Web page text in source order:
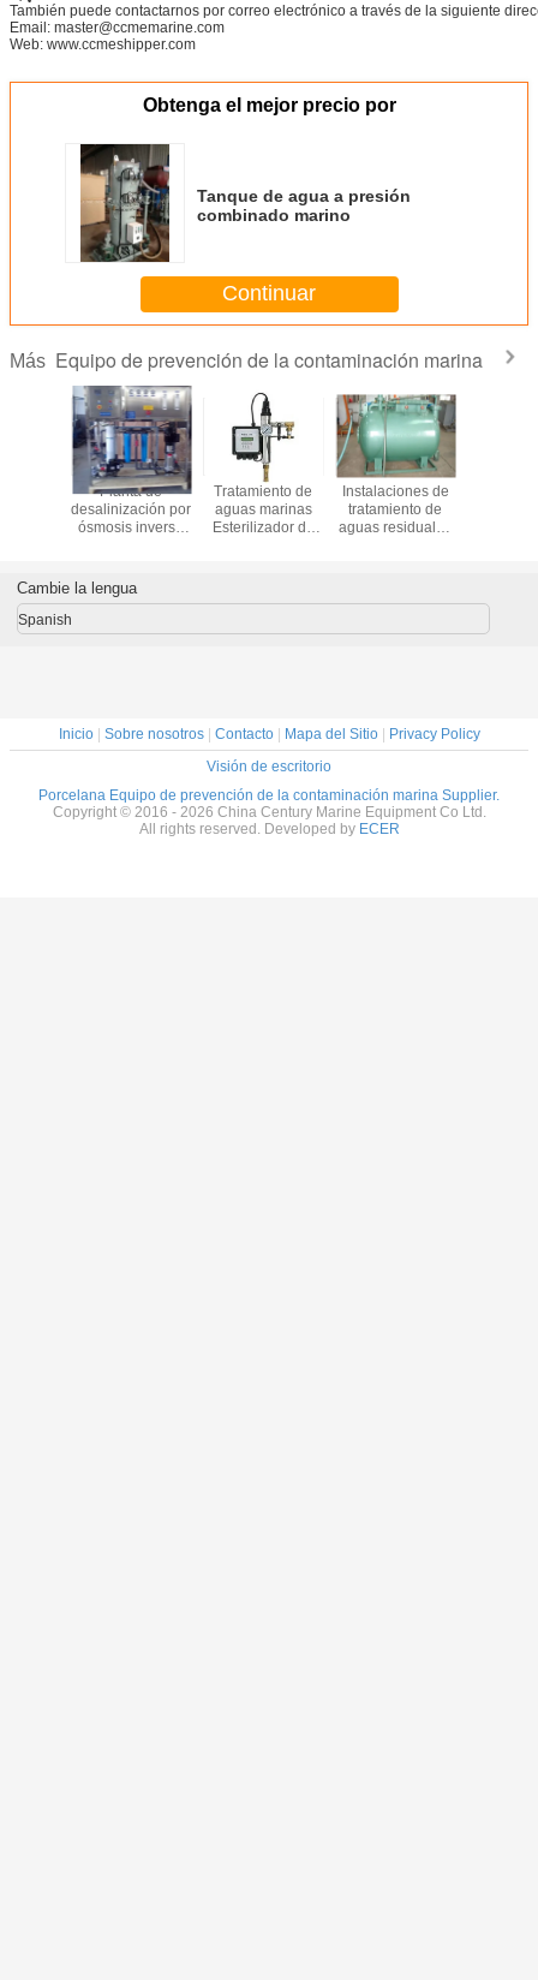
También puede contactarnos por correo electrónico a través de la siguiente
Email: master@ccmemarine.com
Web: www.ccmeshipper.com
Obtenga el mejor precio por
Tanque de agua a presión
combinado marino
Continuar
Más Equipo de prevención de la contaminación marina
Planta de
desalinización por
ósmosis inversa
Tratamiento de
aguas marinas
Esterilizador de
Instalaciones de
tratamiento de
aguas residuales
basura
Cambie la lengua
Spanish
Inicio| Sobre nosotros| Contacto| Mapa del Sitio| Privacy Policy
Visión de escritorio
Porcelana Equipo de prevención de la contaminación marina Supplier.
Copyright © 2016 - 2026 China Century Marine Equipment Co Ltd.
All rights reserved. Developed by ECER